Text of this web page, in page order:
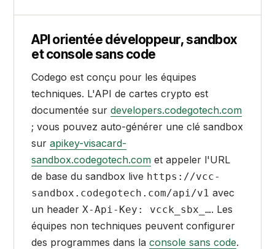
API orientée développeur, sandbox
et console sans code
Codego est conçu pour les équipes
techniques. L'API de cartes crypto est
documentée sur developers.codegotech.com
; vous pouvez auto-générer une clé sandbox
sur apikey-visacard-
sandbox.codegotech.com et appeler l'URL
de base du sandbox live https://vcc-
sandbox.codegotech.com/api/v1 avec
un header X-Api-Key: vcck_sbx_…. Les
équipes non techniques peuvent configurer
des programmes dans la console sans code.